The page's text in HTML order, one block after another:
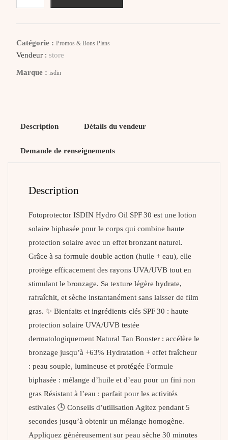
Catégorie : Promos & Bons Plans
Vendeur : store
Marque : isdin
Description Détails du vendeur
Demande de renseignements
Description
Fotoprotector ISDIN Hydro Oil SPF 30 est une lotion
solaire biphasée pour le corps qui combine haute
protection solaire avec un effet bronzant naturel.
Grâce à sa formule double action (huile + eau), elle
protège efficacement des rayons UVA/UVB tout en
stimulant le bronzage. Sa texture légère hydrate,
rafraîchit, et sèche instantanément sans laisser de film
gras. ✨ Bienfaits et ingrédients clés SPF 30 : haute
protection solaire UVA/UVB testée
dermatologiquement Natural Tan Booster : accélère le
bronzage jusqu’à +63% Hydratation + effet fraîcheur
: peau souple, lumineuse et protégée Formule
biphasée : mélange d’huile et d’eau pour un fini non
gras Résistant à l’eau : parfait pour les activités
estivales 🕒 Conseils d’utilisation Agitez pendant 5
secondes jusqu’à obtenir un mélange homogène.
Appliquez généreusement sur peau sèche 30 minutes